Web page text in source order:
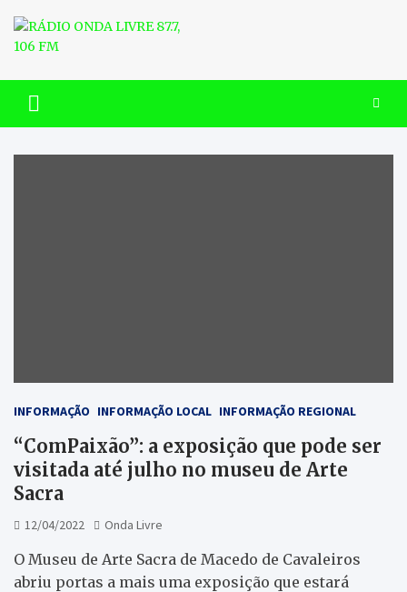
content
RÁDIO ONDA LIVRE 87.7, 106
FM
INFORMAÇÃO INFORMAÇÃO LOCAL INFORMAÇÃO REGIONAL
“ComPaixão”: a exposição que pode ser
visitada até julho no museu de Arte
Sacra
12/04/2022 Onda Livre
O Museu de Arte Sacra de Macedo de Cavaleiros
abriu portas a mais uma exposição que estará